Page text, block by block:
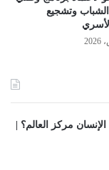
وتشجيع
مركز العالم؟ |